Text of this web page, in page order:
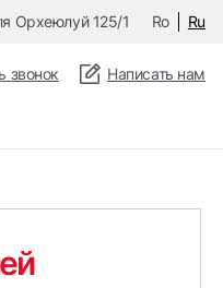
Орхеюлуй 125/1 Ro Ru
звонок Написать нам